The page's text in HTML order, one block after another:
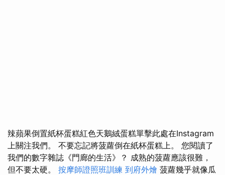
辣蘋果倒置紙杯蛋糕紅色天鵝絨蛋糕單擊此處在Instagram
上關注我們。 不要忘記將菠蘿倒在紙杯蛋糕上。 您閱讀了
我們的數字雜誌《門廊的生活》？ 成熟的菠蘿應該很難，
但不要太硬。 按摩師證照班訓練 到府外燴 菠蘿幾乎就像瓜